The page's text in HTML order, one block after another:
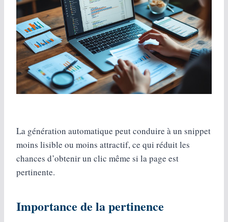
La génération automatique peut conduire à un snippet
moins lisible ou moins attractif, ce qui réduit les
chances d’obtenir un clic même si la page est
pertinente.
Importance de la pertinence